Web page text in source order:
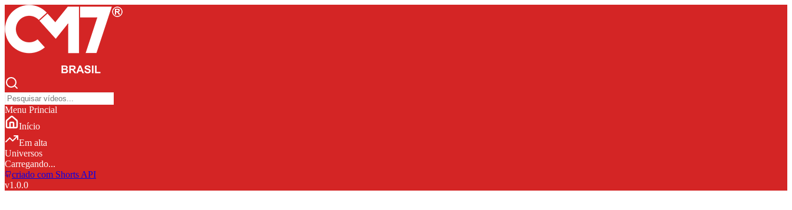
Menu Princial
Início
Em alta
Universos
Carregando...
criado com Shorts API
v1.0.0